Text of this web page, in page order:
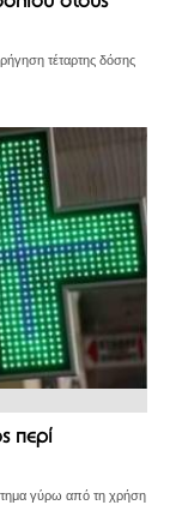
τέταρτης δόσης
περί
γύρω από τη χρήση